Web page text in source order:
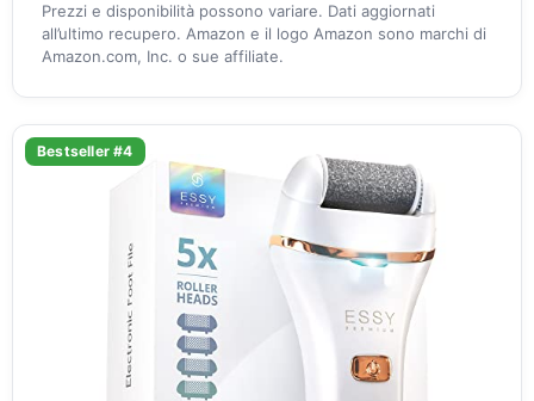
Prezzi e disponibilità possono variare. Dati aggiornati
all’ultimo recupero. Amazon e il logo Amazon sono marchi di
Amazon.com, Inc. o sue affiliate.
Bestseller #4